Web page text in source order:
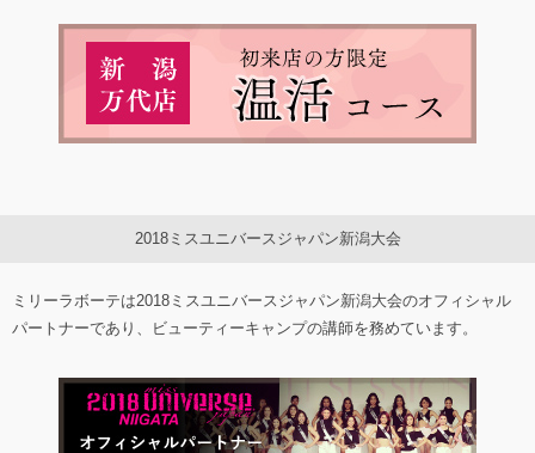
2018ミスユニバースジャパン新潟大会
ミリーラボーテは2018ミスユニバースジャパン新潟大会のオフィシャル
パートナーであり、ビューティーキャンプの講師を務めています。